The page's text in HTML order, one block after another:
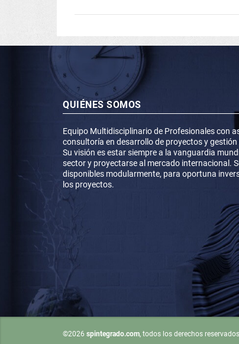
QUIÉNES SOMOS
Equipo Multidisciplinario de Profesionales con
consultoría en desarrollo de proyectos y
Su visión es estar siempre a la vanguardia
sector y proyectarse al mercado internacional.
disponibles modularmente, para oportuna
los proyectos.
©2026 spintegrado.com, todos los derechos